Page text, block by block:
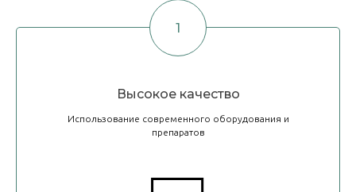
Высокое качество
Использование современного оборудования и
препаратов